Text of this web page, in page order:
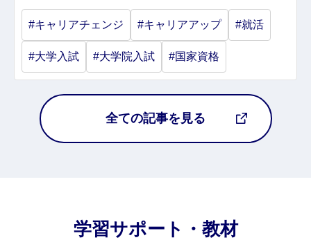
#キャリアチェンジ #キャリアアップ #就活
#大学入試 #大学院入試 #国家資格
全ての記事を見る
学習サポート・教材